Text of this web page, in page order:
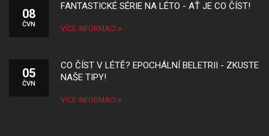
08
ČVN
FANTASTICKÉ SÉRIE NA LÉTO - AŤ JE CO ČÍST!
VÍCE INFORMACÍ
05
ČVN
CO ČÍST V LÉTĚ? EPOCHÁLNÍ BELETRII - ZKUSTE
NAŠE TIPY!
VÍCE INFORMACÍ